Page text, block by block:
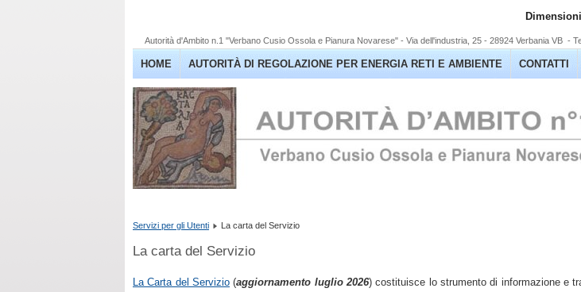
HOME AUTORITÀ DI REGOLAZIONE PER ENERGIA RETI E AMBIENTE CONTATTI
Autorità d'Ambito n.1 "Verbano Cusio Ossola e Pianura Novarese" - Via dell'industria, 25 - 28924 Verbania VB -
Servizi per gli Utenti La carta del Servizio
La carta del Servizio
La Carta del Servizio(aggiornamento luglio 2026) costituisce lo strumento di informazione e